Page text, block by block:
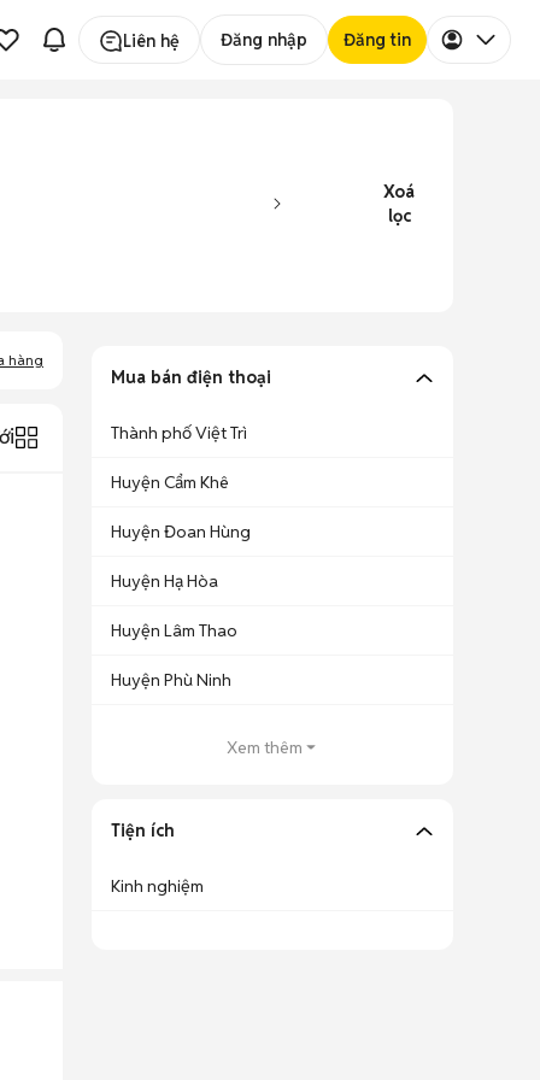
Liên hệ Đăng nhập Đăng tin
Xoá
lọc
hàng
Mua bán điện thoại
Thành phố Việt Trì
Huyện Cẩm Khê
Huyện Đoan Hùng
Huyện Hạ Hòa
Huyện Lâm Thao
Huyện Phù Ninh
Xem thêm
Tiện ích
Kinh nghiệm